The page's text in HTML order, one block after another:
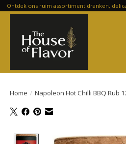
Ontdek ons ruim assortiment dranken,
Home / Napoleon Hot Chilli BBQ Rub
Product image